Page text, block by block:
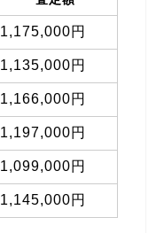
1,175,000円
1,135,000円
1,166,000円
1,197,000円
1,099,000円
1,145,000円